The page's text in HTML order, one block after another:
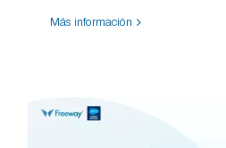
Más información